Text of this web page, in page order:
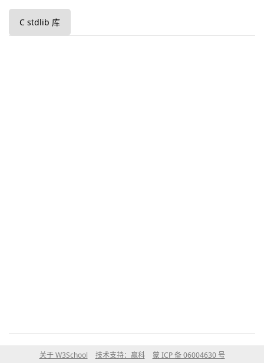
C stdlib 库
关于 W3School 技术支持：赢科 蒙 ICP 备 06004630 号